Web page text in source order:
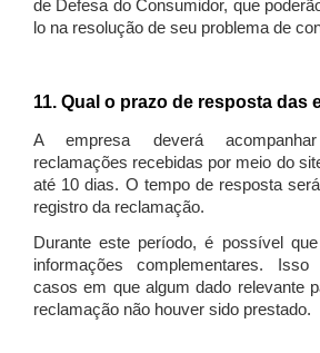
de Defesa do Consumidor, que
lo na resolução de seu problema de
11. Qual o prazo de resposta das
A empresa deverá
reclamações recebidas por meio do
até 10 dias. O tempo de resposta
registro da reclamação.
Durante este período, é possível
informações complementares.
casos em que algum dado relevante
reclamação não houver sido prestado.